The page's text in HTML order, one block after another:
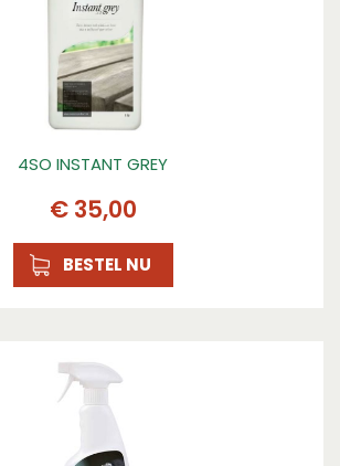
4SO INSTANT GREY
€ 35,00
BESTEL NU